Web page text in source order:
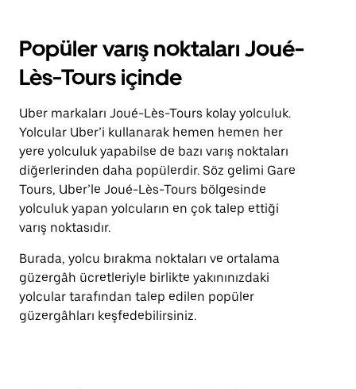
seçmek
için
aşağı
ok
basın.
Takvimi
kapatmak
için
escape
tuşuna
basın.
Popüler varış noktaları Joué-
Lès-Tours içinde
Uber markaları Joué-Lès-Tours kolay yolculuk.
Yolcular Uber’i kullanarak hemen hemen her
yere yolculuk yapabilse de bazı varış noktaları
diğerlerinden daha popülerdir. Söz gelimi Gare
Tours, Uber’le Joué-Lès-Tours bölgesinde
yolculuk yapan yolcuların en çok talep ettiği
varış noktasıdır.
Burada, yolcu bırakma noktaları ve ortalama
güzergâh ücretleriyle birlikte yakınınızdaki
yolcular tarafından talep edilen popüler
güzergâhları keşfedebilirsiniz.